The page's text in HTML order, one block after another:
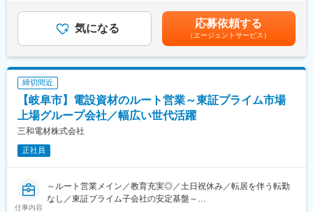
ど）
・担当企業のバイヤーとの打ち合わせ、商品の卸し
・コスト削減や運営効率化などの改善提案
※担当顧客は同グループ企業ため、比較的提案も通りやすいです。
※1日の訪問数 ：１～２名（バイヤー）
■入社後の流れ：
入社後は中途社員の方向けのオリエンテーションや販売管理シス
テムの操作研修を2日間行い、先輩の営業に同行するなどして業務
■業務の魅力：
グループのスーパーマーケット、ホームセンターやドラッグスト
考を通じて上下する可能性があります。月給(月額)は固定手当を含
めた表記です。
気になる 応募依頼する
（エージェントサービス）
締切間近
【岐阜市】電設資材のルート営業～東証プライム市場
上場グループ会社／幅広い世代活躍
三和電材株式会社
正社員
仕事内容
～ルート営業メイン／教育充実◎／土日祝休み／転居を伴う転勤
なし／東証プライム子会社の安定基盤～